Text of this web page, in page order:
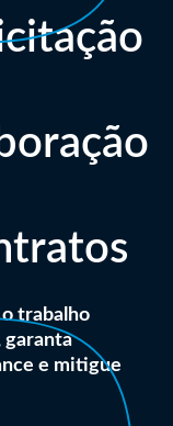
o trabalho
garanta
e mitigue